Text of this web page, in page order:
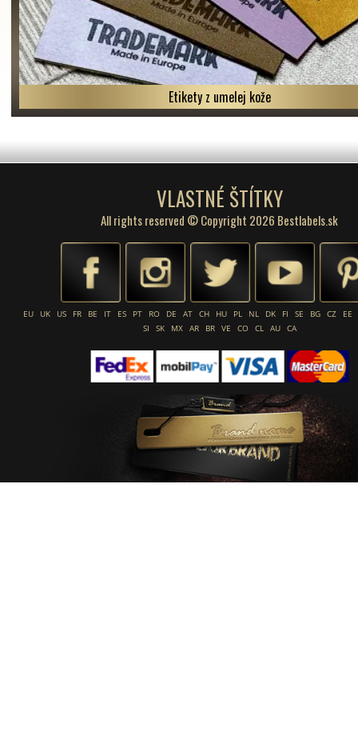
Etikety z umelej kože
VLASTNÉ ŠTÍTKY
All rights reserved © Copyright 2026 Bestlabels.sk
EU UK US FR BE IT ES PT RO DE AT CH HU PL NL DK FI SE BG CZ
EE
SI
SK MX AR BR VE CO CL AU CA